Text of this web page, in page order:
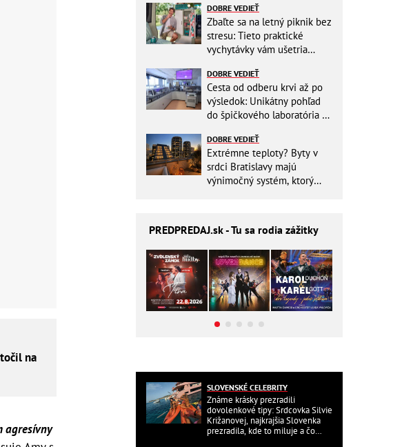
na
agresívny
DOBRE VEDIEŤ
Zbaľte sa na letný piknik bez
stresu: Tieto praktické
vychytávky vám ušetria
DOBRE VEDIEŤ
Cesta od odberu krvi až po
výsledok: Unikátny pohľad
do špičkového laboratória na
DOBRE VEDIEŤ
Extrémne teploty? Byty v
srdci Bratislavy majú
výnimočný systém, ktorý
PREDPREDAJ.sk - Tu sa rodia zážitky
SLOVENSKÉ CELEBRITY
Známe krásky prezradili
dovolenkové tipy: Srdcovka Silvie
Križanovej, najkrajšia Slovenka
prezradila, kde to miluje a čo